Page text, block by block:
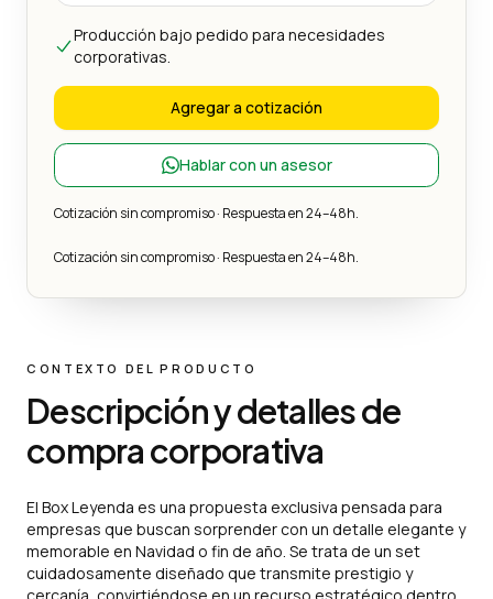
Producción bajo pedido para necesidades
corporativas.
Agregar a cotización
Hablar con un asesor
Cotización sin compromiso · Respuesta en 24–48h.
Cotización sin compromiso · Respuesta en 24–48h.
CONTEXTO DEL PRODUCTO
Descripción y detalles de
compra corporativa
El Box Leyenda es una propuesta exclusiva pensada para
empresas que buscan sorprender con un detalle elegante y
memorable en Navidad o fin de año. Se trata de un set
cuidadosamente diseñado que transmite prestigio y
cercanía, convirtiéndose en un recurso estratégico dentro